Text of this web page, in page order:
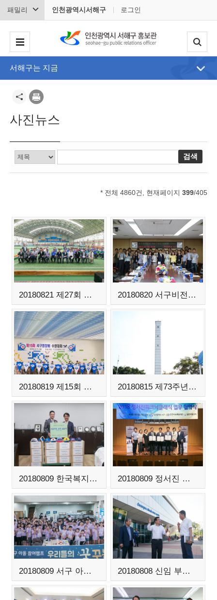
패밀리 인천광역시서해구 로그인
서해구는 지금
사진뉴스
* 전체 4860건, 현재페이지 399/405
20180821 제27회 서구청장배 게이트볼 대회 20180820 서구비전전략 2030 TF발대식
20180819 제15회 서구청장배 수영대회 20180815 제73주년 광복절 현충탑 참배행사
20180809 한국복지나눔 키즈 모자 기증식 20180809 정서진 피크닉 클래식 엘림아트 업무 협약식
20180809 서구 아동참여 캠프 20180808 신임 부구청장 관내 주요 사업현장 방문